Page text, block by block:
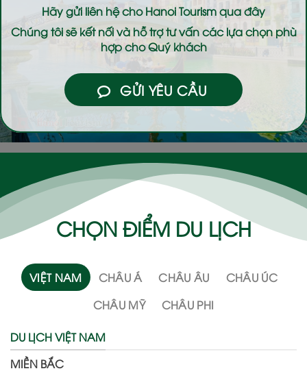
Hãy gửi liên hệ choHanoi Tourismqua đây
Chúng tôi sẽ kết nối và hỗ trợ tư vấn các lựa chọn phù
hợp cho Quý khách
GỬI YÊU CẦU
CHỌN ĐIỂM DU LỊCH
VIỆT NAM CHÂU Á CHÂU ÂU
CHÂU ÚC
CHÂU MỸ
CHÂU PHI
DU LỊCH VIỆT NAM
MIỀN BẮC